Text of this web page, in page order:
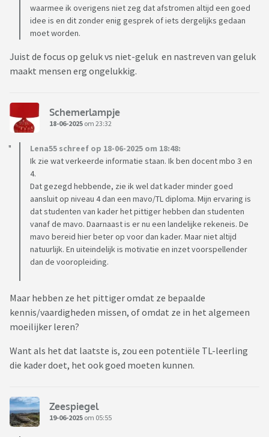
waarmee ik overigens niet zeg dat afstromen altijd een goed
idee is en dit zonder enig gesprek of iets dergelijks gedaan
moet worden.
Juist de focus op geluk vs niet-geluk en nastreven van geluk
maakt mensen erg ongelukkig.
Schemerlampje
18-06-2025 om 23:32
Lena55 schreef op 18-06-2025 om 18:48:
Ik zie wat verkeerde informatie staan. Ik ben docent mbo 3 en
4.
Dat gezegd hebbende, zie ik wel dat kader minder goed
aansluit op niveau 4 dan een mavo/TL diploma. Mijn ervaring is
dat studenten van kader het pittiger hebben dan studenten
vanaf de mavo. Daarnaast is er nu een landelijke rekeneis. De
mavo bereid hier beter op voor dan kader. Maar niet altijd
natuurlijk. En uiteindelijk is motivatie en inzet voorspellender
dan de vooropleiding.
Maar hebben ze het pittiger omdat ze bepaalde
kennis/vaardigheden missen, of omdat ze in het algemeen
moeilijker leren?
Want als het dat laatste is, zou een potentiële TL-leerling
die kader doet, het ook goed moeten kunnen.
Zeespiegel
19-06-2025 om 05:55